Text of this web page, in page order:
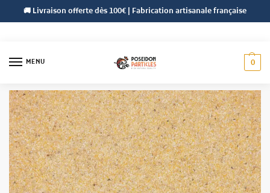
🚚 Livraison offerte dès 100€ | Fabrication artisanale française
MENU
0